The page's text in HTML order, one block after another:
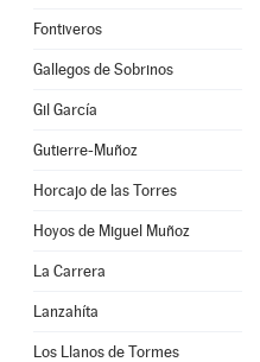
Fontiveros
Gallegos de Sobrinos
Gil García
Gutierre-Muñoz
Horcajo de las Torres
Hoyos de Miguel Muñoz
La Carrera
Lanzahíta
Los Llanos de Tormes